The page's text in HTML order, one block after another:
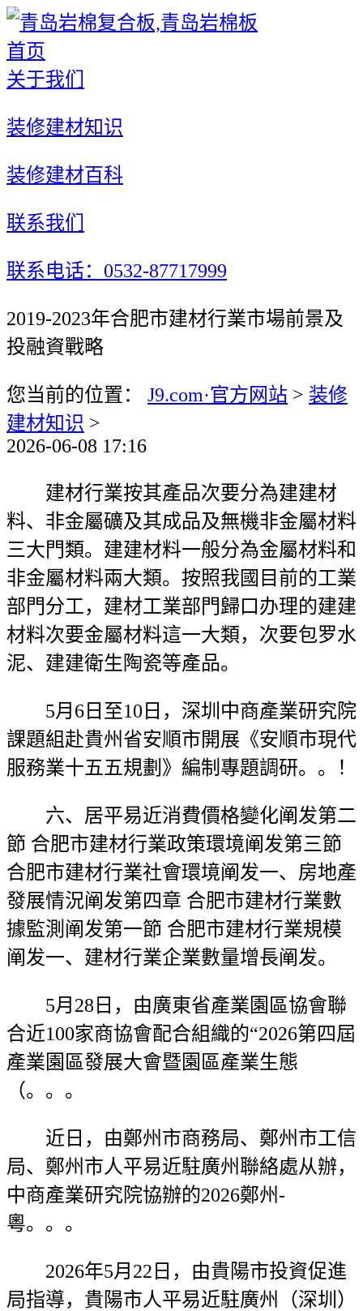
首页
关于我们
装修建材知识
装修建材百科
联系我们
联系电话：0532-87717999
2019-2023年合肥市建材行業市場前景及
投融資戰略
您当前的位置： J9.com·官方网站 > 装修
建材知识 >
2026-06-08 17:16
建材行業按其產品次要分為建建材
料、非金屬礦及其成品及無機非金屬材料
三大門類。建建材料一般分為金屬材料和
非金屬材料兩大類。按照我國目前的工業
部門分工，建材工業部門歸口办理的建建
材料次要金屬材料這一大類，次要包罗水
泥、建建衛生陶瓷等產品。
5月6日至10日，深圳中商產業研究院
課題組赴貴州省安順市開展《安順市現代
服務業十五五規劃》編制專題調研。。！
六、居平易近消費價格變化阐发第二
節 合肥市建材行業政策環境阐发第三節
合肥市建材行業社會環境阐发一、房地產
發展情況阐发第四章 合肥市建材行業數
據監測阐发第一節 合肥市建材行業規模
阐发一、建材行業企業數量增長阐发。
5月28日，由廣東省產業園區協會聯
合近100家商協會配合組織的“2026第四屆
產業園區發展大會暨園區產業生態
（。。。
近日，由鄭州市商務局、鄭州市工信
局、鄭州市人平易近駐廣州聯絡處从辦，
中商產業研究院協辦的2026鄭州-
粵。。。
2026年5月22日，由貴陽市投資促進
局指導，貴陽市人平易近駐廣州（深圳）